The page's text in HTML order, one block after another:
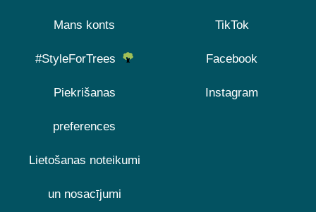
Mans konts
#StyleForTrees
Piekrišanas
preferences
Lietošanas noteikumi
un nosacījumi
TikTok
Facebook
Instagram